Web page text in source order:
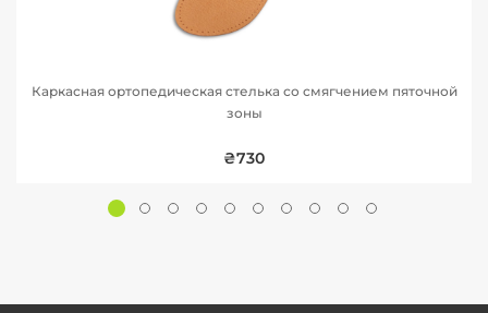
Каркасная ортопедическая стелька со смягчением пяточной
зоны
₴730